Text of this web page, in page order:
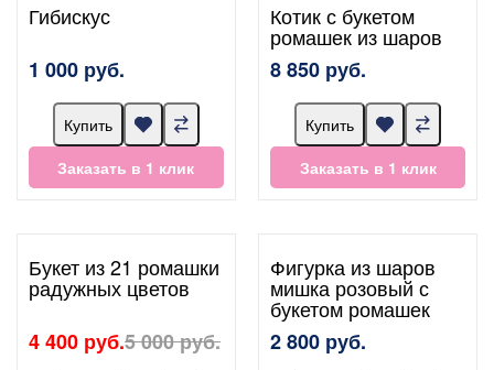
Гибискус
1 000 руб.
Купить
Заказать в 1 клик
Котик с букетом
ромашек из шаров
8 850 руб.
Купить
Заказать в 1 клик
Букет из 21 ромашки
радужных цветов
4 400 руб.5 000 руб.
Фигурка из шаров
мишка розовый с
букетом ромашек
2 800 руб.